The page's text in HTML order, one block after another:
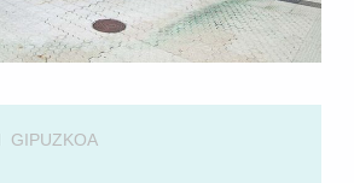
GIPUZKOA